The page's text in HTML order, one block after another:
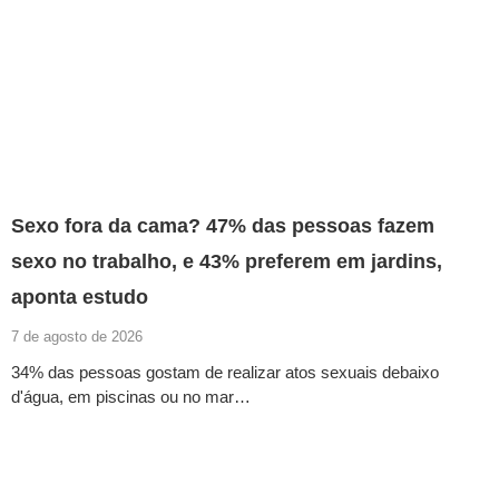
Sexo fora da cama? 47% das pessoas fazem
sexo no trabalho, e 43% preferem em jardins,
aponta estudo
7 de agosto de 2026
34% das pessoas gostam de realizar atos sexuais debaixo
d'água, em piscinas ou no mar…